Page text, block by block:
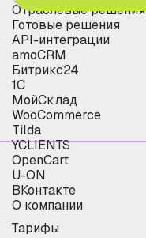
Отраслевые решения
Готовые решения
API-интеграции
amoCRM
Битрикс24
1С
МойСклад
WooCommerce
Tilda
YCLIENTS
OpenCart
U-ON
ВКонтакте
О компании
Тарифы